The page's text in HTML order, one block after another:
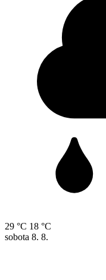
29 °C 18 °C
sobota 8. 8.